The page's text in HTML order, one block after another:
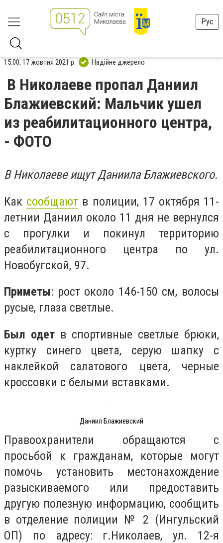
Рус
15:00, 17 жовтня 2021 р. Надійне джерело
В Николаеве пропал Даниил
Блажиевский: Мальчик ушел
из реабилитационного центра,
- ФОТО
В Николаеве ищут Даниила Блажиевского.
Как сообщают в полиции, 17 октября 11-
летнии Даниил около 11 дня не вернулся
с прогулки и покинул территорию
реабилитационного центра по ул.
Новобугской, 97.
Приметы: рост около 146-150 см, волосы
русые, глаза светлые.
Был одет в спортивные светлые брюки,
куртку синего цвета, серую шапку с
наклейкой салатового цвета, черные
кроссовки с белыми вставками.
Даниил Блажиевский
Правоохранители обращаются с
просьбой к гражданам, которые могут
помочь установить местонахождение
разыскиваемого или предоставить
другую полезную информацию, сообщить
в отделение полиции № 2 (Ингульский
ОП) по адресу: г.Николаев, ул. 12-я